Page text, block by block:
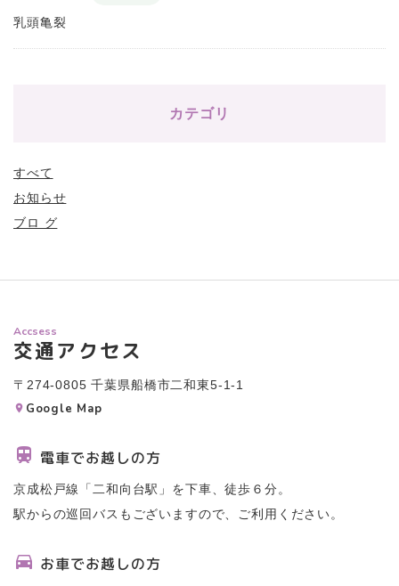
乳頭亀裂
カテゴリ
すべて
お知らせ
ブロ グ
Accsess
交通アクセス
〒274-0805 千葉県船橋市二和東5-1-1
Google Map
電車でお越しの方
京成松戸線「二和向台駅」を下車、徒歩６分。
駅からの巡回バスもございますので、ご利用ください。
お車でお越しの方